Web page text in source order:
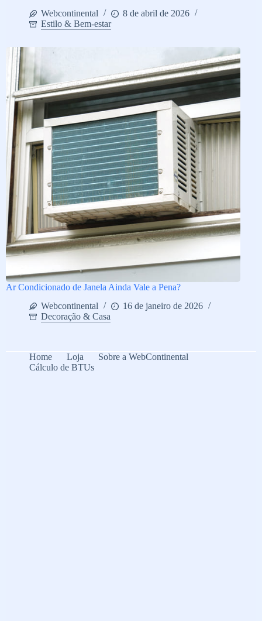
Webcontinental
8 de abril de 2026
Estilo & Bem-estar
Ar Condicionado de Janela Ainda Vale a Pena?
Webcontinental
16 de janeiro de 2026
Decoração & Casa
Home Loja
Sobre a WebContinental
Cálculo de BTUs